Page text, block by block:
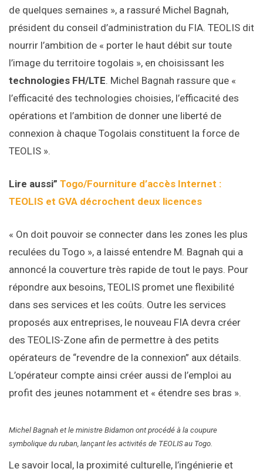
de quelques semaines », a rassuré Michel Bagnah,
président du conseil d’administration du FIA. TEOLIS dit
nourrir l’ambition de « porter le haut débit sur toute
l’image du territoire togolais », en choisissant les
technologies FH/LTE. Michel Bagnah rassure que «
l’efficacité des technologies choisies, l’efficacité des
opérations et l’ambition de donner une liberté de
connexion à chaque Togolais constituent la force de
TEOLIS ».
Lire aussi” Togo/Fourniture d’accès Internet :
TEOLIS et GVA décrochent deux licences
« On doit pouvoir se connecter dans les zones les plus
reculées du Togo », a laissé entendre M. Bagnah qui a
annoncé la couverture très rapide de tout le pays. Pour
répondre aux besoins, TEOLIS promet une flexibilité
dans ses services et les coûts. Outre les services
proposés aux entreprises, le nouveau FIA devra créer
des TEOLIS-Zone afin de permettre à des petits
opérateurs de “revendre de la connexion” aux détails.
L’opérateur compte ainsi créer aussi de l’emploi au
profit des jeunes notamment et « étendre ses bras ».
Michel Bagnah et le ministre Bidamon ont procédé à la coupure
symbolique du ruban, lançant les activités de TEOLIS au Togo.
Le savoir local, la proximité culturelle, l’ingénierie et